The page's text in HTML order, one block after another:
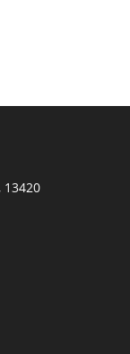
13420